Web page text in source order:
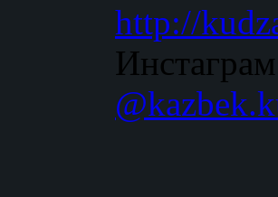
http://
Инстаграм